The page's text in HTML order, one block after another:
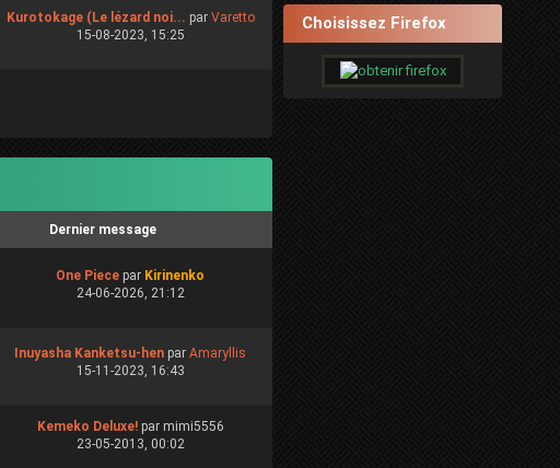
Kurotokage (Le lézard noi... par Varetto
15-08-2023, 15:25
Dernier message
One Piece par Kirinenko
24-06-2026, 21:12
Inuyasha Kanketsu-hen par Amaryllis
15-11-2023, 16:43
Kemeko Deluxe!par mimi5556
23-05-2013, 00:02
Choisissez Firefox